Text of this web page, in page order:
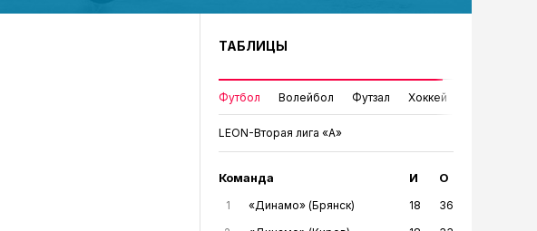
ТАБЛИЦЫ
Футбол Волейбол Футзал Хоккей
LEON-Вторая лига «А»
Команда И О
1 «Динамо» (Брянск) 18
36